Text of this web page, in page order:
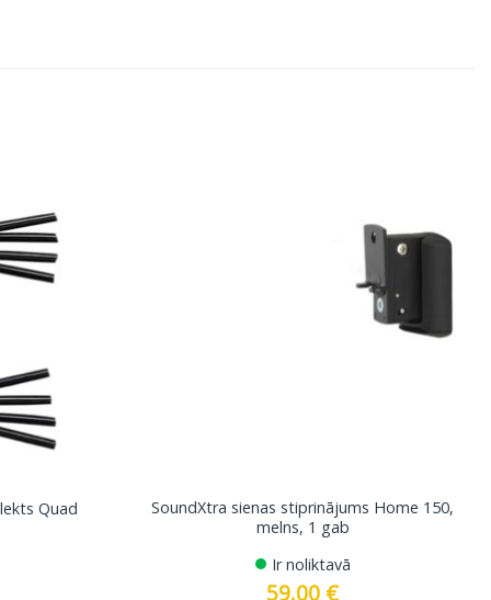
Quad
SoundXtra sienas stiprinājums Home 150,
melns, 1 gab
Ir noliktavā
59.00 €